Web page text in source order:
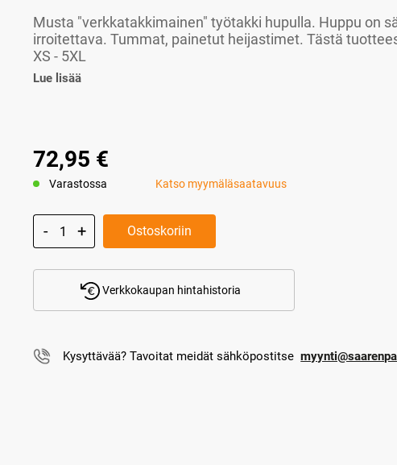
Musta "verkkatakkimainen" työtakki hupulla. Huppu on
irroitettava. Tummat, painetut heijastimet. Tästä
XS - 5XL
Lue lisää
72,95 €
Varastossa Katso myymäläsaatavuus
Ostoskoriin
Verkkokaupan hintahistoria
Kysyttävää? Tavoitat meidät sähköpostitse